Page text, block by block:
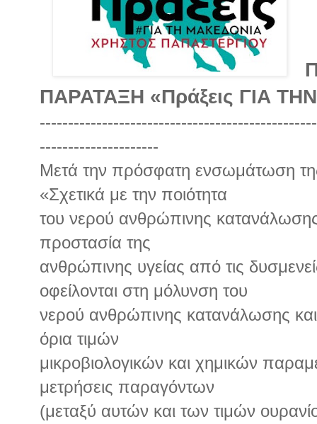
ΠΑΡΑΤΑΞΗ «Πράξεις ΓΙΑ
---------------------
Μετά την πρόσφατη ενσωμάτωση
«Σχετικά με την ποιότητα
του νερού ανθρώπινης
προστασία της
ανθρώπινης υγείας από τις
οφείλονται στη μόλυνση του
νερού ανθρώπινης κατανάλωσης και
όρια τιμών
μικροβιολογικών και χημικών
μετρήσεις παραγόντων
(μεταξύ αυτών και των τιμών